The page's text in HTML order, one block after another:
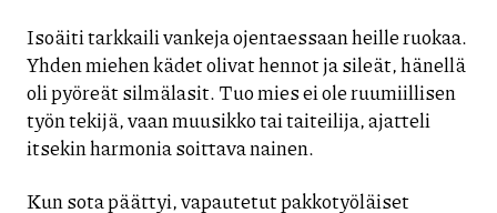
Isoäiti tarkkaili vankeja ojentaessaan heille ruokaa.
Yhden miehen kädet olivat hennot ja sileät, hänellä
oli pyöreät silmälasit. Tuo mies ei ole ruumiillisen
työn tekijä, vaan muusikko tai taiteilija, ajatteli
itsekin harmonia soittava nainen.
Kun sota päättyi, vapautetut pakkotyöläiset